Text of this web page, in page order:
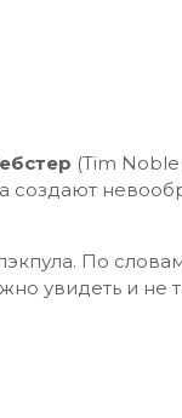
(Tim
создают
По
увидеть и не